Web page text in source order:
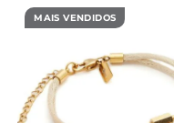
perfeita para quem
com outros
Feito para quem
MAIS VENDIDOS